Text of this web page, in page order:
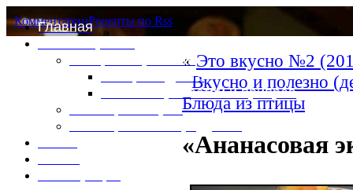
Главная
Специи и пряности
Специи и диета
Каталог пряностей и приправ
Таблица калорий
КомментарииРецепты по Rss
«Это вкусно №2
Вкусно и полезно
Блюда из птицы
«Ананасовая